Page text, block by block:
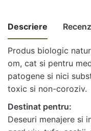
Descriere
Produs biologic
om, cat si pentru
patogene si nici
toxic si non-coroziv.
Destinat pentru:
Deseuri menajere si
There no reviews yet.
Be the first to
Adresa ta de email nu
obligatorii sunt